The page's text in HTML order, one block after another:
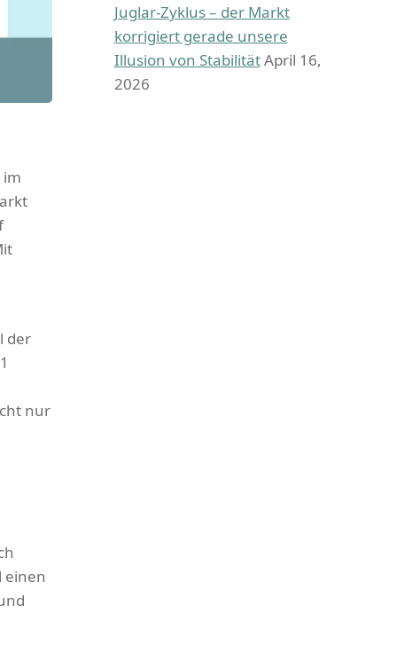
im
der
nur
einen
Juglar-Zyklus – der Markt
korrigiert gerade unsere
Illusion von StabilitätApril 16,
2026